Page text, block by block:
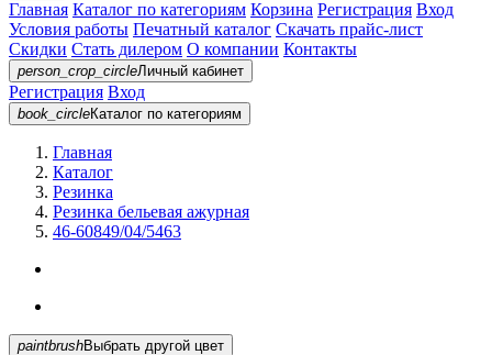
Главная Каталог по категориям Корзина Регистрация Вход
Условия работы Печатный каталог Скачать прайс-лист
Скидки Стать дилером О компании Контакты
person_crop_circleЛичный кабинет
Регистрация Вход
book_circleКаталог по категориям
Главная
Каталог
Резинка
Резинка бельевая ажурная
46-60849/04/5463
paintbrush Выбрать другой цвет